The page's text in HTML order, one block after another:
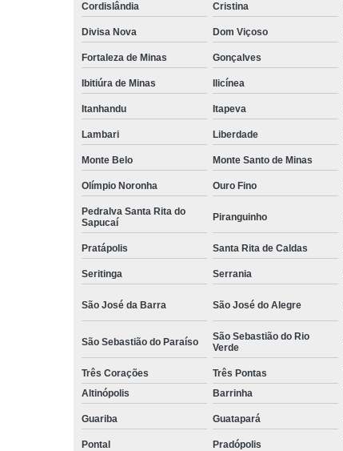
Cordislândia Cristina
Divisa Nova Dom Viçoso
Fortaleza de Minas Gonçalves
Ibitiúra de Minas Ilicínea
Itanhandu Itapeva
Lambari Liberdade
Monte Belo Monte Santo de Minas
Olímpio Noronha Ouro Fino
Pedralva Santa Rita do
Sapucaí
Piranguinho
Pratápolis Santa Rita de Caldas
Seritinga Serrania
São José da Barra São José do Alegre
São Sebastião do Paraíso
São Sebastião do Rio
Verde
Três Corações Três Pontas
Altinópolis
Barrinha
Guariba Guatapará
Pontal Pradópolis